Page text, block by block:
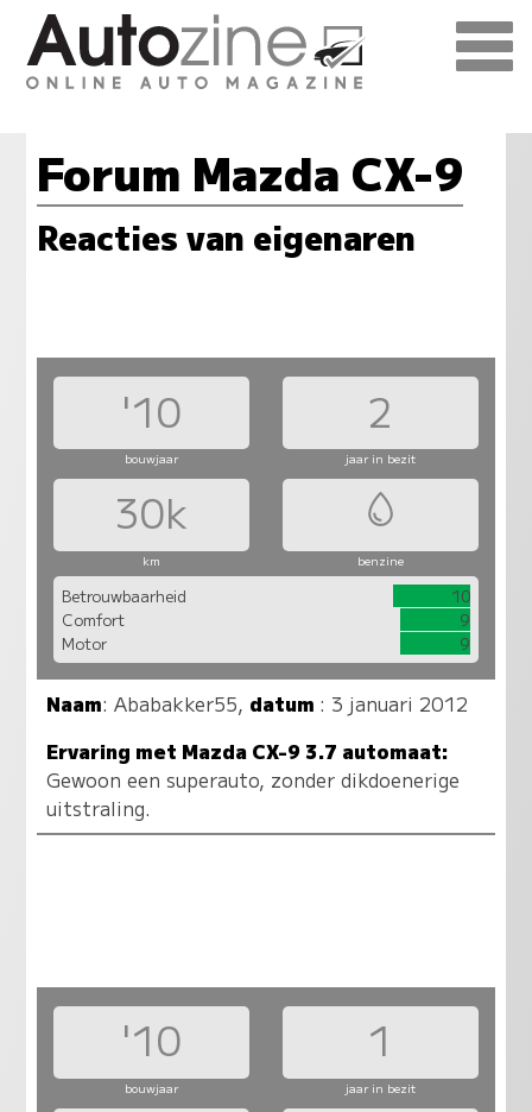
Forum Mazda CX-9
Reacties van eigenaren
'10 2
bouwjaar jaar in bezit
30k
km benzine
Betrouwbaarheid
10
Comfort
9
Motor
9
Naam:Ababakker55, datum : 3 januari 2012
Ervaring met Mazda CX-9 3.7 automaat:
Gewoon een superauto, zonder dikdoenerige
uitstraling.
'10 1
bouwjaar jaar in bezit